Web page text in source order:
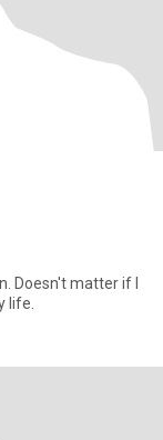
Doesn't matter if I
life.